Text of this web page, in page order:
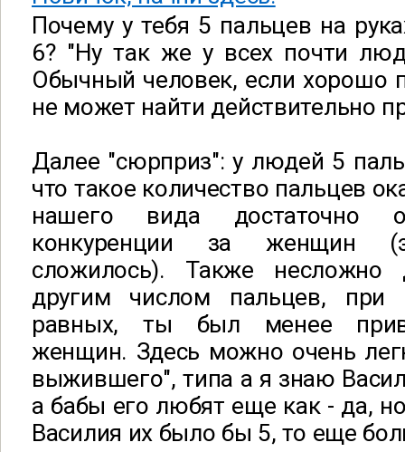
Почему у тебя 5 пальцев на
6? "Ну так же у всех почти
Обычный человек, если хорошо
не может найти действительно
Далее "сюрприз": у людей 5
что такое количество пальцев
нашего вида достаточно
конкуренции за женщин (
сложилось). Также несложно
другим числом пальцев, при
равных, ты был менее
женщин. Здесь можно очень
выжившего", типа а я знаю
а бабы его любят еще как - да,
Василия их было бы 5, то еще